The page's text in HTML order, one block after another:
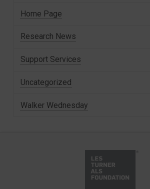
Home Page
Research News
Support Services
Uncategorized
Walker Wednesday